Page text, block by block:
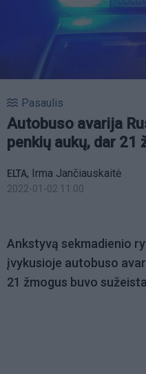
Pasaulis
Autobuso avarija
penkių aukų, dar
ELTA, Irma Jančiauskaitė
2022-01-02 11:00
Ankstyvą sekmadienio
įvykusioje autobuso
21 žmogus buvo